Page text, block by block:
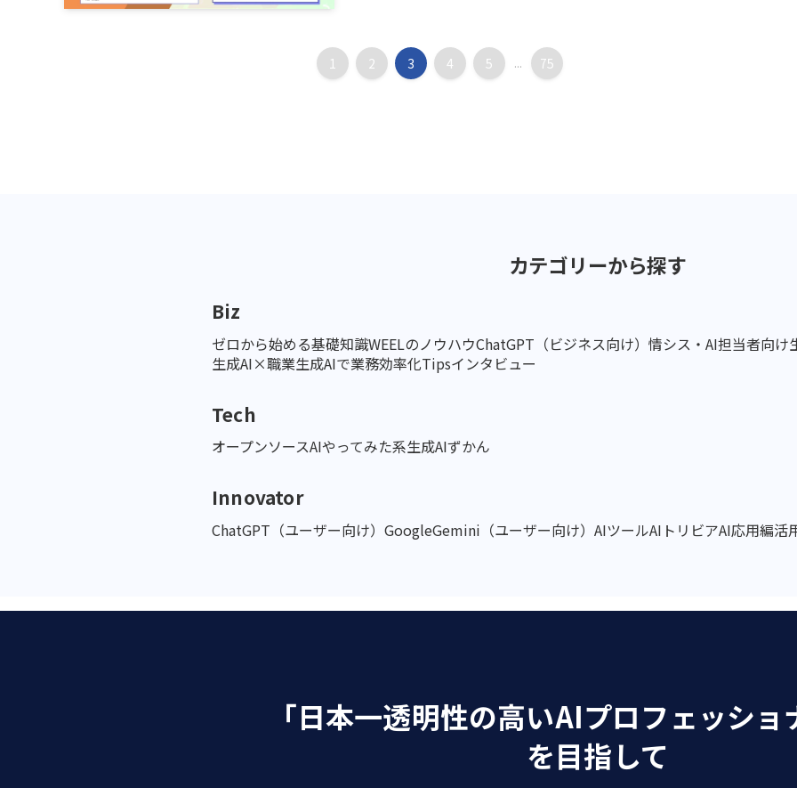
1 2 3 4 5 ... 75
カテゴリーから探す
Biz
ゼロから始める基礎知識WEELのノウハウChatGPT（ビジネス向け） 情シス・AI担当者向け
生成AI×職業生成AIで業務効率化Tipsインタビュー
Tech
オープンソースAIやってみた系生成AIずかん
Innovator
ChatGPT（ユーザー向け） GoogleGemini（ユーザー向け） AIツールAIトリビアAI応用編活
「日本一透明性の高いAIプロフェッシ
を目指して